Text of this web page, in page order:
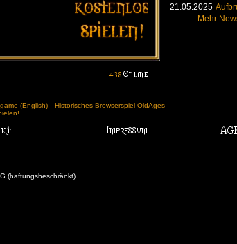
21.05.2025
Mehr
(English)
Historisches Browserspiel OldAges
(haftungsbeschränkt)